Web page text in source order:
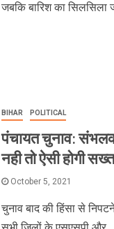
जबकि बारिश का सिलसिला
BIHAR POLITICAL
पंचायत चुनाव:
नही तो ऐसी होगी सख्त
October 5, 2021
चुनाव बाद की हिंसा से